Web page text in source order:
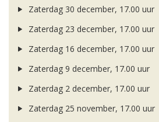
Zaterdag 30 december, 17.00 uur
Zaterdag 23 december, 17.00 uur
Zaterdag 16 december, 17.00 uur
Zaterdag 9 december, 17.00 uur
Zaterdag 2 december, 17.00 uur
Zaterdag 25 november, 17.00 uur